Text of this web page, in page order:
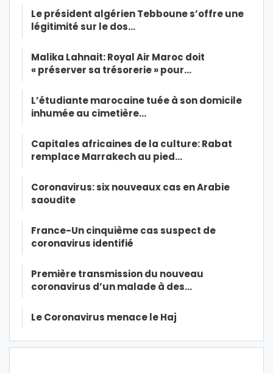
Le président algérien Tebboune s’offre une
légitimité sur le dos…
Malika Lahnait: Royal Air Maroc doit
« préserver sa trésorerie » pour…
L’étudiante marocaine tuée à son domicile
inhumée au cimetière…
Capitales africaines de la culture: Rabat
remplace Marrakech au pied…
Coronavirus: six nouveaux cas en Arabie
saoudite
France-Un cinquième cas suspect de
coronavirus identifié
Première transmission du nouveau
coronavirus d’un malade à des…
Le Coronavirus menace le Haj